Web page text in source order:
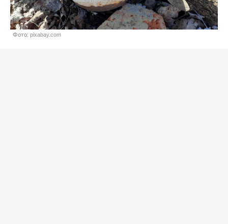
Фото: pixabay.com